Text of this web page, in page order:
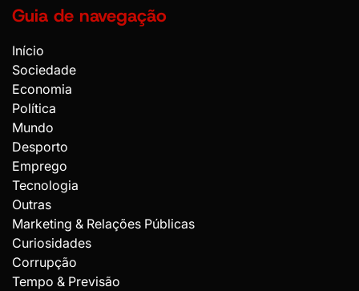
Guia de navegação
Início
Sociedade
Economia
Política
Mundo
Desporto
Emprego
Tecnologia
Outras
Marketing & Relações Públicas
Curiosidades
Corrupção
Tempo & Previsão